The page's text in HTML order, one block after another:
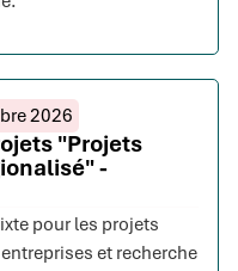
2026
"Projets
-
pour les projets
et recherche